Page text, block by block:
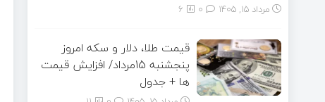
مرداد ۱۵, ۱۴۰۵ 6
قیمت طلا، دلار و سکه امروز
پنجشنبه 15مرداد/ افزایش قیمت
ها + جدول